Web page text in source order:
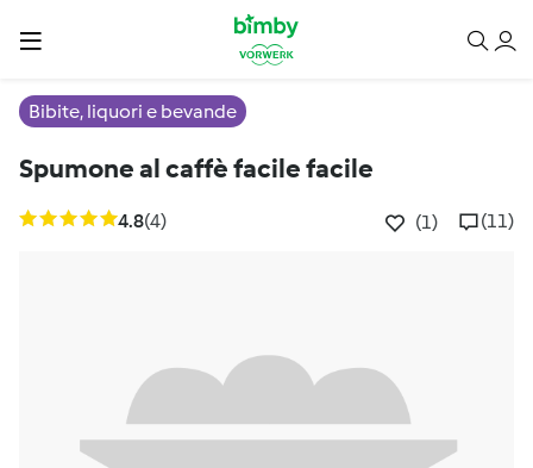
Bibite, liquori e bevande
Spumone al caffè facile facile
4.8(4) (1) (11)